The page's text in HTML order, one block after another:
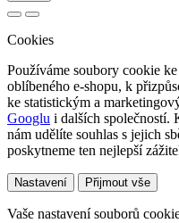
Cookies
Používáme soubory cookie
oblíbeného e-shopu, k
ke statistickým a
Googlu i dalších společností.
nám udělíte souhlas s jejich
poskytneme ten nejlepší
Nastavení Přijmout vše
Vaše nastavení souborů